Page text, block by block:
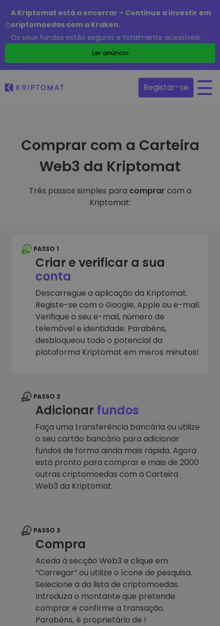
A Kriptomat está a encerrar – Continue a investir em
criptomoedas com a Kraken.
Os seus fundos estão seguros e totalmente acessíveis.
Ler anúncio
Registar-se
Comprar com a Carteira
Web3 da Kriptomat
Três passos simples para comprar com a
Kriptomat:
PASSO 1
Criar e verificar a sua
conta
Descarregue a aplicação da Kriptomat.
Registe-se com o Google, Apple ou e-mail.
Verifique o seu e-mail, número de
telemóvel e identidade. Parabéns,
desbloqueou todo o potencial da
plataforma Kriptomat em meros minutos!
PASSO 2
Adicionar fundos
Faça uma transferência bancária ou utilize
o seu cartão bancário para adicionar
fundos de forma ainda mais rápida. Agora
está pronto para comprar e mais de 2000
outras criptomoedas com a Carteira
Web3 da Kriptomat.
PASSO 3
Compra
Aceda à secção Web3 e clique em
“Carregar” ou utilize o ícone de pesquisa.
Selecione a da lista de criptomoedas.
Introduza o montante que pretende
comprar e confirme a transação.
Parabéns, é proprietário de !